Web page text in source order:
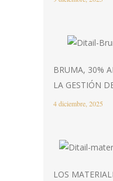
BRUMA, 30%
LA GESTIÓN
4 diciembre, 2025
LOS